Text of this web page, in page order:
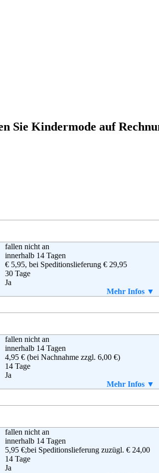
Sie Kindermode auf
fallen nicht an
innerhalb 14 Tagen
€ 5,95, bei Speditionslieferung € 29,95
30 Tage
Ja
Wandsbeker Straße 3-7
22172 Hamburg
+49 (0)40 - 6461 - 0
+49 (0)40 - 6461 - 8571
service@otto.de
Mehr Infos ▼
fallen nicht an
innerhalb 14 Tagen
4,95 € (bei Nachnahme zzgl. 6,00 €)
14 Tage
Ja
Leonhard-Tietz-Str. 1
50676 Köln
+49 (0) 1805 - 17 25 17
+49 (0) 1805 - 17 35 17
service@galeria-kaufhof.de
Mehr Infos ▼
fallen nicht an
innerhalb 14 Tagen
5,95 €;bei Speditionslieferung zuzügl. € 24,00
14 Tage
Ja